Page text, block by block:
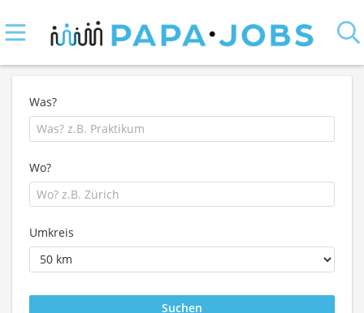
Was?
Wo?
Umkreis